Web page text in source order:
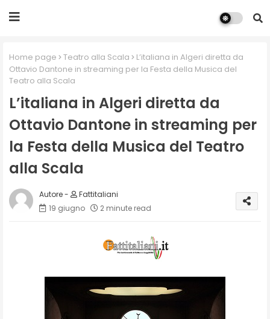
Home page Teatro alla Scala
L’italiana in Algeri diretta da
Ottavio Dantone in streaming per la Festa della Musica del
Teatro alla Scala
L’italiana in Algeri diretta da
Ottavio Dantone in streaming per
la Festa della Musica del Teatro
alla Scala
Fattitaliani
19 giugno
2 minute read